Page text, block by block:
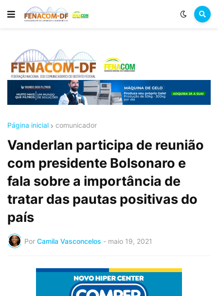
Página inicial comunicador
Vanderlan participa de reunião
com presidente Bolsonaro e
fala sobre a importância de
tratar das pautas positivas do
país
Por Camila Vasconcelos - maio 19, 2021